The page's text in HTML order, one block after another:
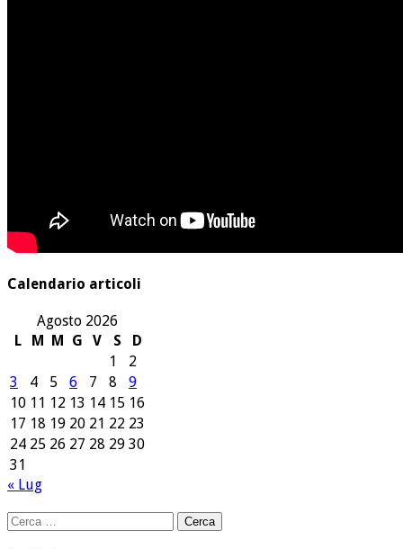
Calendario articoli
Agosto 2026
L
M M G V S
D
1
2
3
4 5 6 7 8
9
10 11 12 13 14 15 16
17 18 19 20 21 22 23
24 25 26 27 28 29 30
31
« Lug
Ricerca
per: